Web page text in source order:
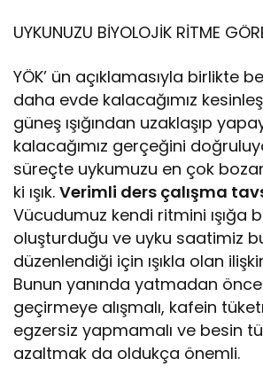
UYKUNUZU BİYOLOJİK RİTME
YÖK’ ün açıklamasıyla birlikte
daha evde kalacağımız
güneş ışığından uzaklaşıp
kalacağımız gerçeğini
süreçte uykumuzu en çok
ki ışık.Verimli ders çalışma
Vücudumuz kendi ritmini ışığa
oluşturduğu ve uyku saatimiz
düzenlendiği için ışıkla olan
Bunun yanında yatmadan önce
geçirmeye alışmalı, kafein
egzersiz yapmamalı ve besin
azaltmak da oldukça önemli.